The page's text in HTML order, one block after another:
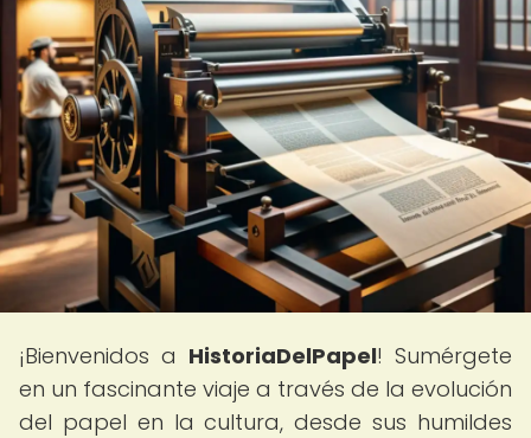
¡Bienvenidos a HistoriaDelPapel! Sumérgete
en un fascinante viaje a través de la evolución
del papel en la cultura, desde sus humildes